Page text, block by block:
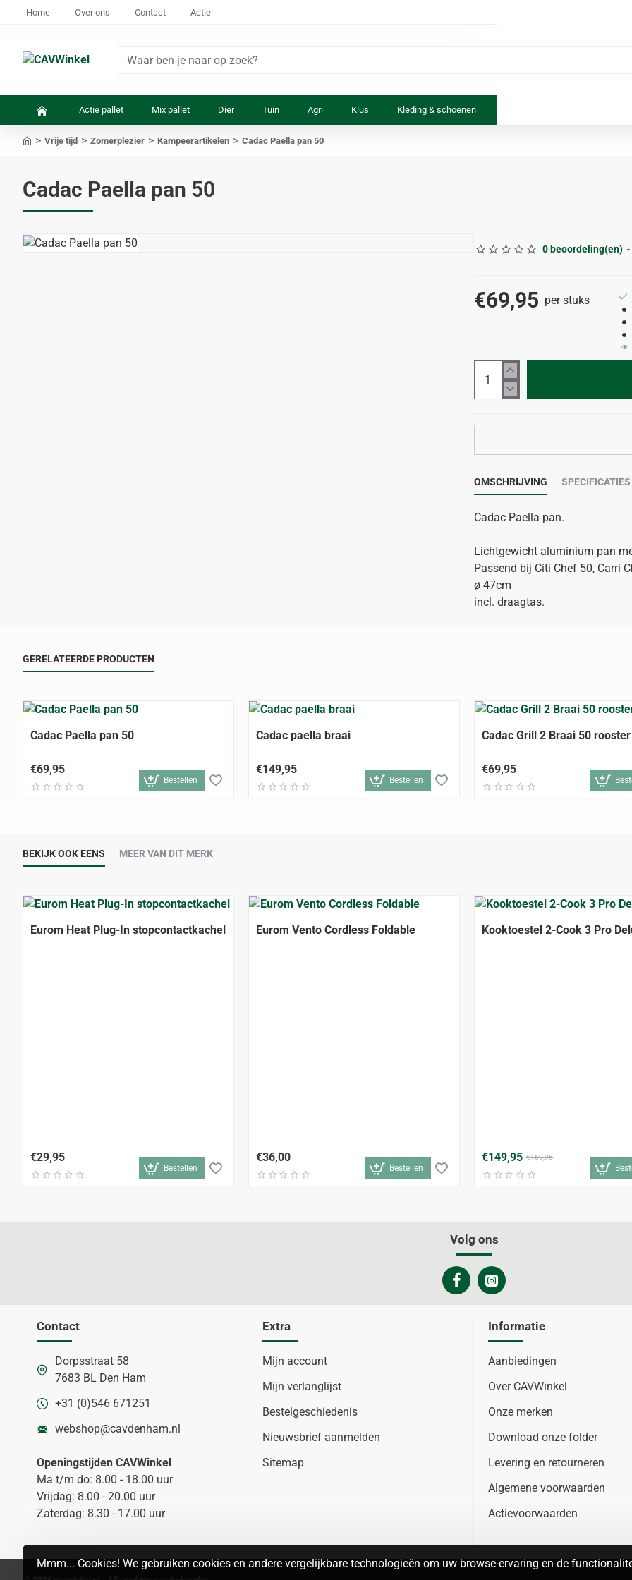
Mmm... Cookies! We gebruiken cookies en andere vergelijkbare technologieën om uw browse-ervaring en de
Home Over ons Contact Actie
Waar
op
Actie pallet Mix pallet Dier Tuin Agri Klus Kleding & schoenen
Cadac Paella pan 50
Vrije tijd Zomerplezier Kampeerartikelen Cadac Paella pan 50
0 beoordeling(en) -
€69,95 per stuks
OMSCHRIJVING SPECIFICATIES
Cadac Paella pan.
Lichtgewicht aluminium pan
Passend bij Citi Chef 50, Carri
ø 47cm
incl. draagtas.
GERELATEERDE PRODUCTEN
Cadac Paella pan 50
€69,95
Bestellen
Cadac paella braai
€149,95
Bestellen
Cadac Grill 2 Braai 50 rooster
€69,95
BEKIJK OOK EENS MEER VAN DIT MERK
Eurom Heat Plug-In stopcontactkachel
€29,95
Bestellen
Eurom Vento Cordless Foldable
€36,00
Bestellen
Kooktoestel 2-Cook 3 Pro
€149,95 €169,95
Volg ons
Contact
Dorpsstraat 58
7683 BL Den Ham
+31 (0)546 671251
webshop@cavdenham.nl
Openingstijden CAVWinkel
Ma t/m do: 8.00 - 18.00 uur
Vrijdag: 8.00 - 20.00 uur
Zaterdag: 8.30 - 17.00 uur
Extra
Mijn account
Mijn verlanglijst
Bestelgeschiedenis
Nieuwsbrief aanmelden
Sitemap
Informatie
Aanbiedingen
Over CAVWinkel
Onze merken
Download onze folder
Levering en retourneren
Algemene voorwaarden
Actievoorwaarden